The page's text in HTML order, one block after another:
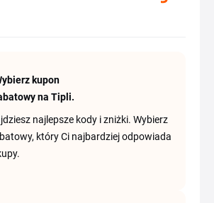
kupon
na Tipli.
najlepsze kody i zniżki. Wybierz
który Ci najbardziej odpowiada